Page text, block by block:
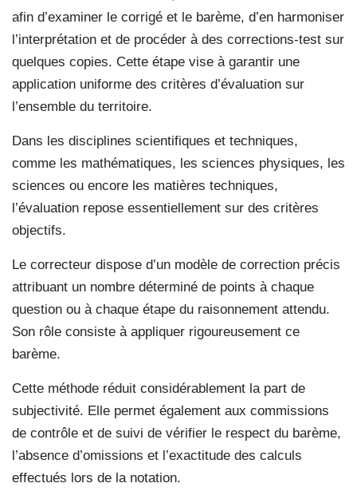
afin d’examiner le corrigé et le barème, d’en harmoniser
l’interprétation et de procéder à des corrections-test sur
quelques copies. Cette étape vise à garantir une
application uniforme des critères d’évaluation sur
l’ensemble du territoire.
Dans les disciplines scientifiques et techniques,
comme les mathématiques, les sciences physiques, les
sciences ou encore les matières techniques,
l’évaluation repose essentiellement sur des critères
objectifs.
Le correcteur dispose d’un modèle de correction précis
attribuant un nombre déterminé de points à chaque
question ou à chaque étape du raisonnement attendu.
Son rôle consiste à appliquer rigoureusement ce
barème.
Cette méthode réduit considérablement la part de
subjectivité. Elle permet également aux commissions
de contrôle et de suivi de vérifier le respect du barème,
l’absence d’omissions et l’exactitude des calculs
effectués lors de la notation.